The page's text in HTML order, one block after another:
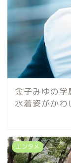
金子みゆの
水着姿がかわ
エンタメ